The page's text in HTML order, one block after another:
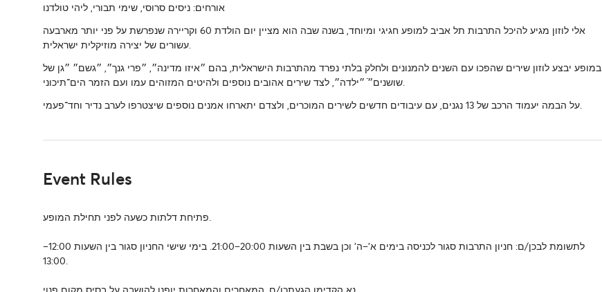
אורחים: ניסים סרוסי, שימי תבורי, ליהי טולדנו
אלי לוזון מגיע להיכל התרבות תל אביב למופע חגיגי ומיוחד, בשנה שבה הוא מציין יום הולדת 60 וקריירה שנפרשת על פני יותר מארבעה
עשורים של יצירה מוזיקלית ישראלית.
במופע יבצע לוזון שירים שהפכו עם השנים להמנונים ולחלק בלתי נפרד מהתרבות הישראלית, בהם ״איזו מדינה״, ״פרי גנך״, ״גשם״ ״גן של
שושנים״ֿ ״ילדה״, לצד שירים אהובים נוספים ולהיטים המזוהים עמו ועם הזמר הים־תיכוני.
על הבמה יעמוד הרכב של 13 נגנים, עם עיבודים חדשים לשירים המוכרים, ולצדם יתארחו אמנים נוספים שיצטרפו לערב נדיר וחד־פעמי.
Event Rules
פתיחת דלתות כשעה לפני תחילת המופע.
לתשומת לבכן/ם: חניון התרבות סגור לכניסה בימים א’–ה’ וכן בשבת בין השעות 20:00–21:00. בימי שישי החניון סגור בין השעות 12:00–
13:00.